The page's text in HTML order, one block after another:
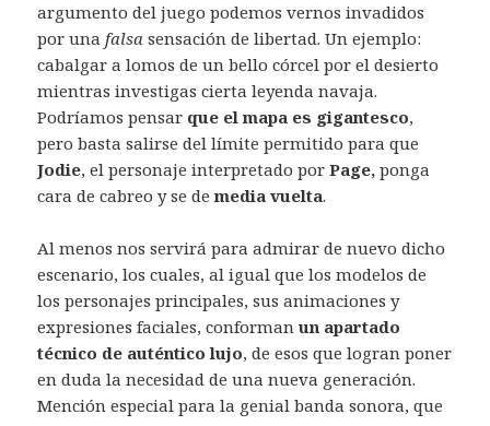
argumento del juego podemos vernos invadidos
por unafalsa sensación de libertad. Un ejemplo:
cabalgar a lomos de un bello córcel por el desierto
mientras investigas cierta leyenda navaja.
Podríamos pensar que el mapa es gigantesco,
pero basta salirse del límite permitido para que
Jodie, el personaje interpretado porPage,ponga
cara de cabreo y se demedia vuelta.
Al menos nos servirá para admirar de nuevo dicho
escenario, los cuales, al igual que los modelos de
los personajes principales, sus animaciones y
expresiones faciales, conformanun apartado
técnico de auténtico lujo, de esos que logran poner
en duda la necesidad de una nueva generación.
Mención especial para la genial banda sonora, que